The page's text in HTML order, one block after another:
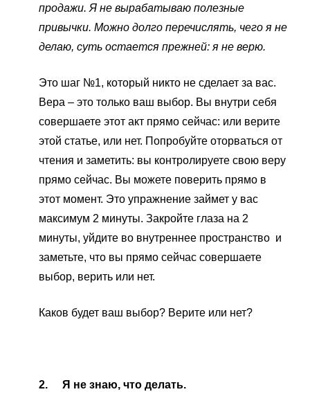
продажи. Я не вырабатываю полезные
привычки. Можно долго перечислять, чего я не
делаю, суть остается прежней: я не верю.
Это шаг №1, который никто не сделает за вас.
Вера – это только ваш выбор. Вы внутри себя
совершаете этот акт прямо сейчас: или верите
этой статье, или нет. Попробуйте оторваться от
чтения и заметить: вы контролируете свою веру
прямо сейчас. Вы можете поверить прямо в
этот момент. Это упражнение займет у вас
максимум 2 минуты. Закройте глаза на 2
минуты, уйдите во внутреннее пространство и
заметьте, что вы прямо сейчас совершаете
выбор, верить или нет.
Каков будет ваш выбор? Верите или нет?
2. Я не знаю, что делать.